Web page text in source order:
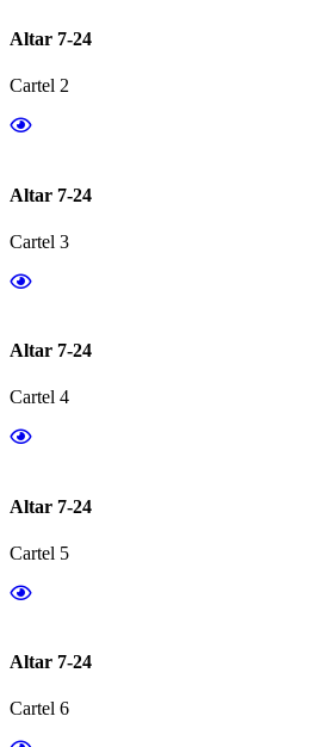
Altar 7-24
Cartel 2
Altar 7-24
Cartel 3
Altar 7-24
Cartel 4
Altar 7-24
Cartel 5
Altar 7-24
Cartel 6